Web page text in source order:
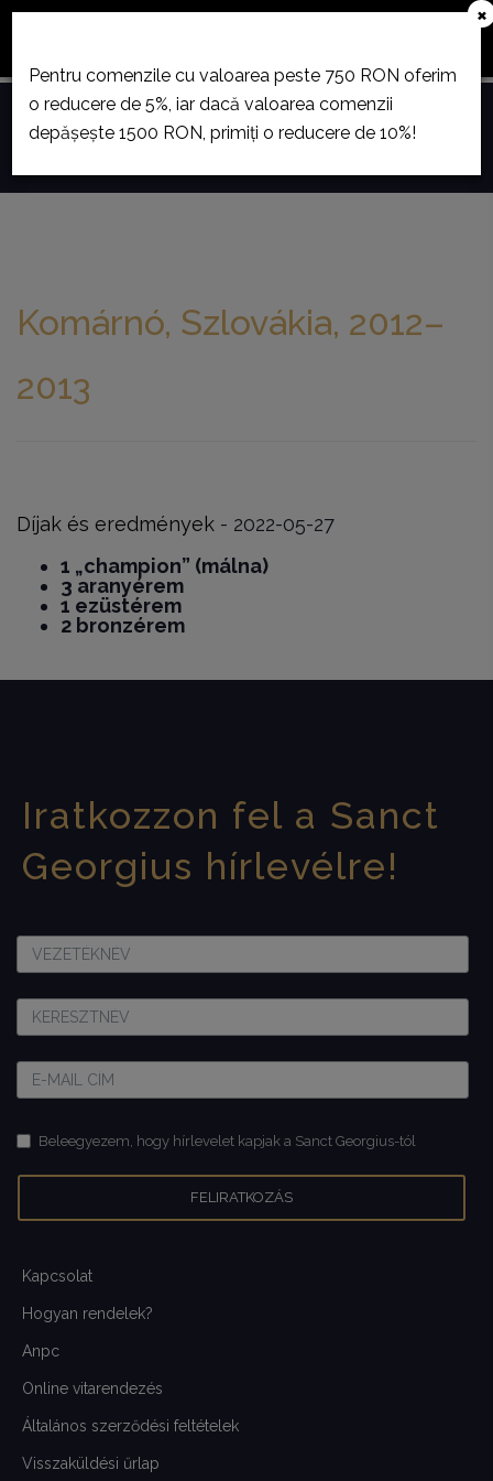
Toggle
Komárnó, Szlovákia, 2012–
2013
Díjak és eredmények - 2022-05-27
1 „champion” (málna)
3 aranyérem
1 ezüstérem
2 bronzérem
Iratkozzon fel a Sanct
Georgius hírlevélre!
Beleegyezem, hogy hírlevelet kapjak a Sanct Georgius-tól
Kapcsolat
Hogyan rendelek?
Anpc
Online vitarendezés
Általános szerződési feltételek
Visszaküldési űrlap
×
Pentru comenzile cu valoarea peste 750 RON oferim
o reducere de 5%, iar dacă valoarea comenzii
depășește 1500 RON, primiți o reducere de 10%!